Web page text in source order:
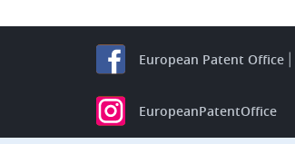
European Patent Office
EuropeanPatentOffice